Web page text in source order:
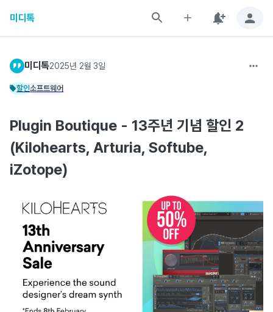
미디톡
미디톡2025년 2월 3일
할인소프트웨어
Plugin Boutique - 13주년 기념 할인 2
(Kilohearts, Arturia, Softube,
iZotope)